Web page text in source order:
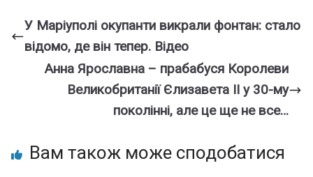
У Маріуполі окупанти викрали фонтан: стало
відомо, де він тепер. Відео
Анна Ярославна – прабабуся Королеви
Великобританії Єлизавета II у 30-му
поколінні, але це ще не все…
Вам також може сподобатися